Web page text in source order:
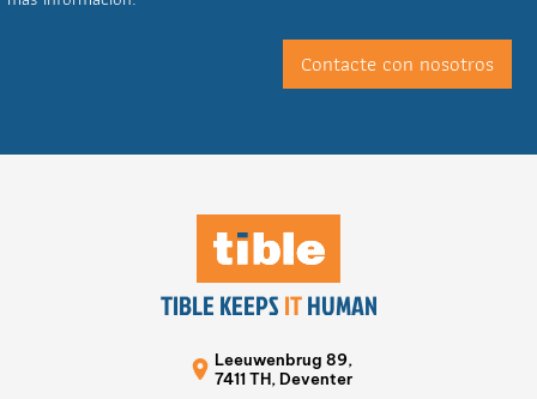
Contacte con nosotros
TIBLE KEEPSITHUMAN
Leeuwenbrug 89,
7411 TH, Deventer